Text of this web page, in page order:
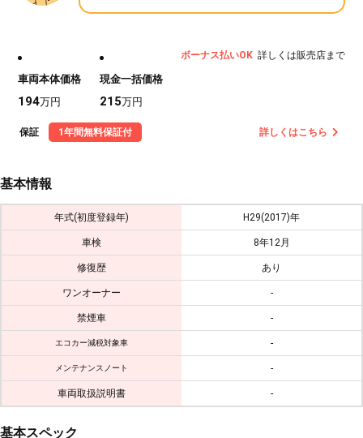
車両本体価格
194万円
現金一括価格
215万円
ボーナス払いOK 詳しくは販売店まで
保証 1年間無料保証付 詳しくはこちら
基本情報
年式(初度登録年) H29(2017)年
車検 8年12月
修復歴 あり
ワンオーナー -
禁煙車 -
エコカー減税対象車 -
メンテナンスノート -
車両取扱説明書 -
基本スペック